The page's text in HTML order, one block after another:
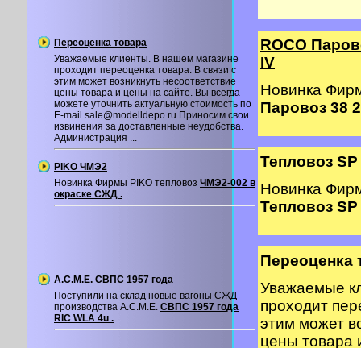
Переоценка товара
Уважаемые клиенты. В нашем магазине
проходит переоценка товара. В связи с
этим может возникнуть несоответствие
цены товара и цены на сайте. Вы всегда
можете уточнить актуальную стоимость по
E-mail sale@modelldepo.ru Приносим свои
извинения за доставленные неудобства.
Администрация ...
PIKO ЧМЭ2
Новинка Фирмы PIKO тепловоз ЧМЭ2-002 в
окраске СЖД . ...
A.C.M.E. СВПС 1957 года
Поступили на склад новые вагоны СЖД
производства A.C.M.E. СВПС 1957 года
RIC WLA 4u . ...
ROCO
IV
Новинка
Паровоз 38
Тепловоз SP
Новинка
Тепловоз
Переоценка
Уважаемые
проходит
этим может
цены товара